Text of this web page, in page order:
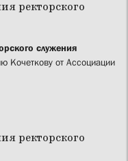
служения
Кочеткову от Ассоциации